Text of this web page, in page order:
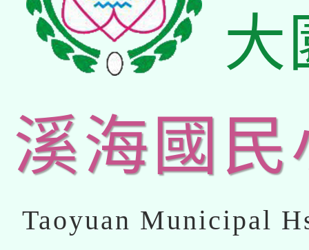
大
溪海國民
Taoyuan Municipal